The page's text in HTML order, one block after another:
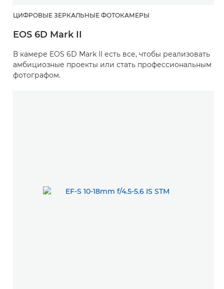
ЦИФРОВЫЕ ЗЕРКАЛЬНЫЕ ФОТОКАМЕРЫ
EOS 6D Mark II
В камере EOS 6D Mark II есть все, чтобы реализовать
амбициозные проекты или стать профессиональным
фотографом.